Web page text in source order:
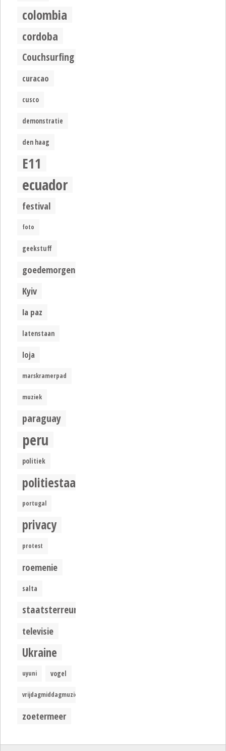
colombia
cordoba
Couchsurfing
curacao
cusco
demonstratie
den haag
E11
ecuador
festival
foto
geekstuff
goedemorgen
Kyiv
la paz
latenstaan
loja
marskramerpad
muziek
paraguay
peru
politiek
politiestaat
portugal
privacy
protest
roemenie
salta
staatsterreur
televisie
Ukraine
uyuni vogel
vrijdagmiddagmuziek
zoetermeer